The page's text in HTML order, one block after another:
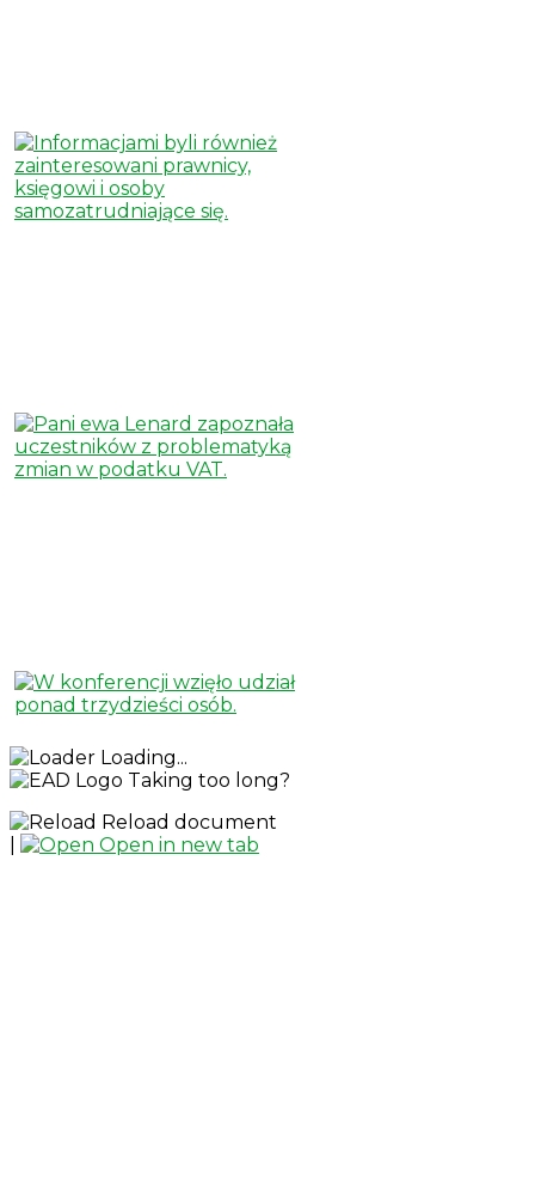
Loading...
Taking too long?
Reload document
Open in new tab